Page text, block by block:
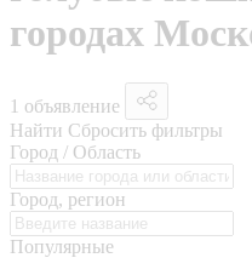
городах
1 объявление
Найти Сбросить фильтры
Город / Область
Город, регион
Популярные